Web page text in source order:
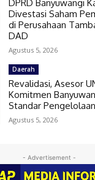
DPRD Banyuwangi
Divestasi Saham
di Perusahaan
DAD
Agustus 5, 2026
Daerah
Revalidasi, Asesor
Komitmen
Standar
Agustus 5, 2026
- Advertisement -